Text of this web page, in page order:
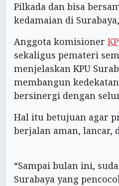
Pilkada dan bisa
kedamaian di
Anggota komisioner
sekaligus pemateri
menjelaskan KPU
membangun
bersinergi dengan
Hal itu betujuan agar
berjalan aman, lancar,
“Sampai bulan ini,
Surabaya yang